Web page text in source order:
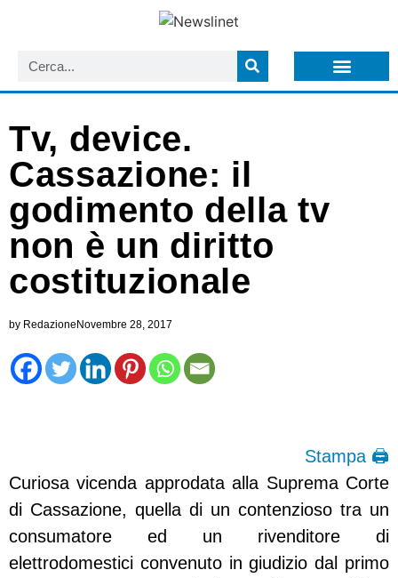
Tv, device.
Cassazione: il
godimento della tv
non è un diritto
costituzionale
by RedazioneNovembre 28, 2017
Stampa 🖨
Curiosa vicenda approdata alla Suprema Corte
di Cassazione, quella di un contenzioso tra un
consumatore ed un rivenditore di
elettrodomestici convenuto in giudizio dal primo